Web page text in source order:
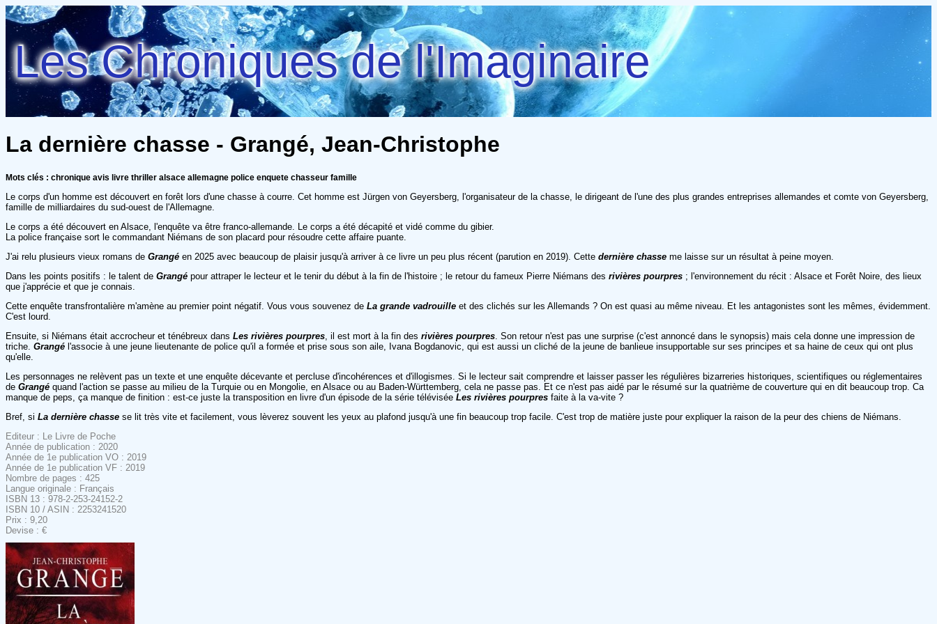
Les Chroniques de l'Imaginaire
La dernière chasse - Grangé, Jean-Christophe
Mots clés : chronique avis livre thriller alsace allemagne police enquete chasseur famille
Le corps d'un homme est découvert en forêt lors d'une chasse à courre. Cet homme est Jürgen von Geyersberg, l'organisateur de la chasse, le dirigeant de l'une des plus grandes entreprises allemandes et comte von Geyersberg,
famille de milliardaires du sud-ouest de l'Allemagne.
Le corps a été découvert en Alsace, l'enquête va être franco-allemande. Le corps a été décapité et vidé comme du gibier.
La police française sort le commandant Niémans de son placard pour résoudre cette affaire puante.
J'ai relu plusieurs vieux romans de Grangé en 2025 avec beaucoup de plaisir jusqu'à arriver à ce livre un peu plus récent (parution en 2019). Cette dernière chasse me laisse sur un résultat à peine moyen.
Dans les points positifs : le talent de Grangé pour attraper le lecteur et le tenir du début à la fin de l'histoire ; le retour du fameux Pierre Niémans des rivières pourpres ; l'environnement du récit : Alsace et Forêt Noire, des lieux
que j'apprécie et que je connais.
Cette enquête transfrontalière m'amène au premier point négatif. Vous vous souvenez de La grande vadrouille et des clichés sur les Allemands ? On est quasi au même niveau. Et les antagonistes sont les mêmes, évidemment.
C'est lourd.
Ensuite, si Niémans était accrocheur et ténébreux dans Les rivières pourpres , il est mort à la fin des rivières pourpres . Son retour n'est pas une surprise (c'est annoncé dans le synopsis) mais cela donne une impression de
triche. Grangé l'associe à une jeune lieutenante de police qu'il a formée et prise sous son aile, Ivana Bogdanovic, qui est aussi un cliché de la jeune de banlieue insupportable sur ses principes et sa haine de ceux qui ont plus
qu'elle.
Les personnages ne relèvent pas un texte et une enquête décevante et percluse d'incohérences et d'illogismes. Si le lecteur sait comprendre et laisser passer les régulières bizarreries historiques, scientifiques ou réglementaires
de Grangé quand l'action se passe au milieu de la Turquie ou en Mongolie, en Alsace ou au Baden-Württemberg, cela ne passe pas. Et ce n'est pas aidé par le résumé sur la quatrième de couverture qui en dit beaucoup trop. Ca
manque de peps, ça manque de finition : est-ce juste la transposition en livre d'un épisode de la série télévisée Les rivières pourpres faite à la va-vite ?
Bref, si La dernière chasse se lit très vite et facilement, vous lèverez souvent les yeux au plafond jusqu'à une fin beaucoup trop facile. C'est trop de matière juste pour expliquer la raison de la peur des chiens de Niémans.
Editeur : Le Livre de Poche
Année de publication : 2020
Année de 1e publication VO : 2019
Année de 1e publication VF : 2019
Nombre de pages : 425
Langue originale : Français
ISBN 13 : 978-2-253-24152-2
ISBN 10 / ASIN : 2253241520
Prix : 9,20
Devise : €